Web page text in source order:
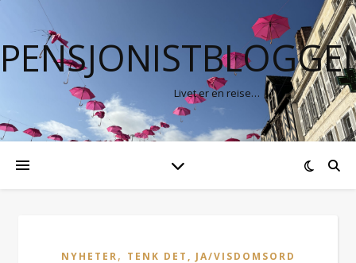
Livet er en reise…
NYHETER, TENK DET, JA/VISDOMSORD